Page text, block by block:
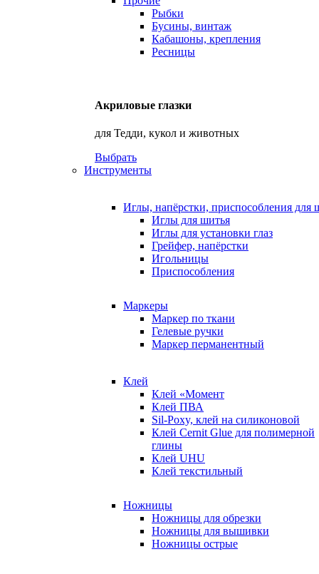
Рыбки
Бусины, винтаж
Кабашоны, крепления
Ресницы
Акриловые глазки
для Тедди, кукол и животных
Выбрать
Инструменты
Иглы, напёрстки, приспособления для
Иглы для шитья
Иглы для установки глаз
Грейфер, напёрстки
Игольницы
Приспособления
Маркеры
Маркер по ткани
Гелевые ручки
Маркер перманентный
Клей
Клей «Момент
Клей ПВА
Sil-Poxy, клей на силиконовой
Клей Cernit Glue для полимерной
глины
Клей UHU
Клей текстильный
Ножницы
Ножницы для обрезки
Ножницы для вышивки
Ножницы острые